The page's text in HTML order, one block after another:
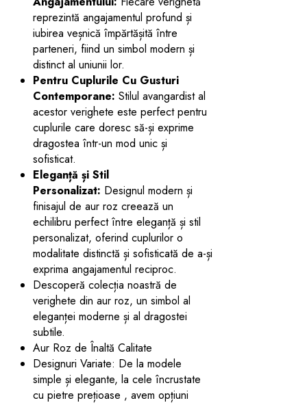
reprezintă angajamentul profund și
iubirea veșnică împărtășită între
parteneri, fiind un simbol modern și
distinct al uniunii lor.
Pentru Cuplurile Cu Gusturi
Contemporane: Stilul avangardist al
acestor verighete este perfect pentru
cuplurile care doresc să-și exprime
dragostea într-un mod unic și
sofisticat.
Eleganță și Stil
Personalizat: Designul modern și
finisajul de aur roz creează un
echilibru perfect între eleganță și stil
personalizat, oferind cuplurilor o
modalitate distinctă și sofisticată de a-și
exprima angajamentul reciproc.
Descoperă colecția noastră de
verighete din aur roz, un simbol al
eleganței moderne și al dragostei
subtile.
Aur Roz de Înaltă Calitate
Designuri Variate: De la modele
simple și elegante, la cele încrustate
cu pietre prețioase , avem opțiuni